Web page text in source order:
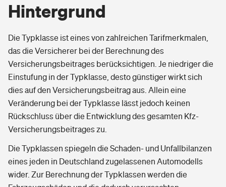
Hintergrund
Die Typklasse ist eines von zahlreichen Tarifmerkmalen,
das die Versicherer bei der Berechnung des
Versicherungsbeitrages berücksichtigen. Je niedriger die
Einstufung in der Typklasse, desto günstiger wirkt sich
dies auf den Versicherungsbeitrag aus. Allein eine
Veränderung bei der Typklasse lässt jedoch keinen
Rückschluss über die Entwicklung des gesamten Kfz-
Versicherungsbeitrages zu.
Die Typklassen spiegeln die Schaden- und Unfallbilanzen
eines jeden in Deutschland zugelassenen Automodells
wider. Zur Berechnung der Typklassen werden die